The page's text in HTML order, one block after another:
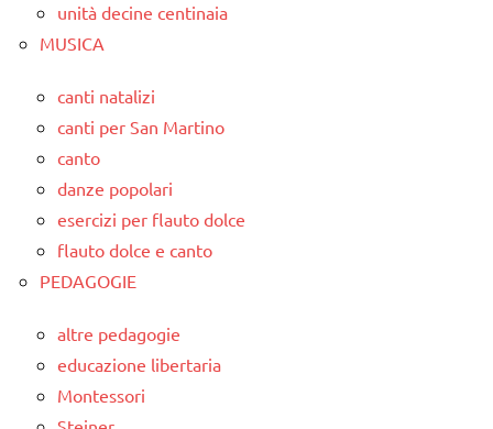
unità decine centinaia
MUSICA
canti natalizi
canti per San Martino
canto
danze popolari
esercizi per flauto dolce
flauto dolce e canto
PEDAGOGIE
altre pedagogie
educazione libertaria
Montessori